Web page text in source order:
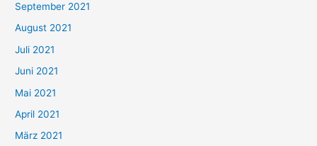
n
n
a
c
h
:
September 2021
August 2021
Juli 2021
Juni 2021
Mai 2021
April 2021
März 2021